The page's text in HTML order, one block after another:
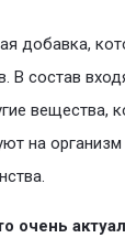
добавка,
В состав
вещества,
на
очень